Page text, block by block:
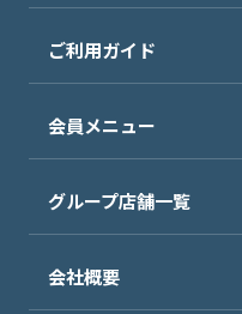
ご利用ガイド
会員メニュー
グループ店舗一覧
会社概要